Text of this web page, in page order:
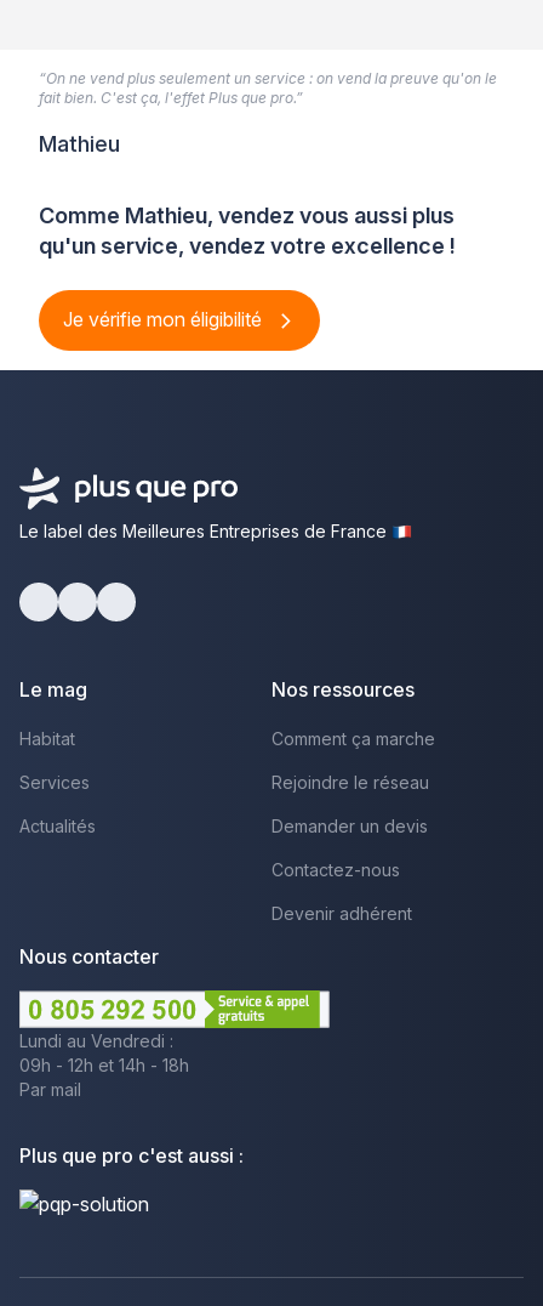
Comme Mathieu, vendez vous aussi plus
qu'un service, vendez votre excellence !
Je vérifie mon éligibilité
“On ne vend plus seulement un service : on vend la preuve qu'on le
fait bien. C'est ça, l'effet Plus que pro.”
Mathieu
Le label des Meilleures Entreprises de France
Le mag
Habitat
Services
Actualités
Nos ressources
Comment ça marche
Rejoindre le réseau
Demander un devis
Contactez-nous
Devenir adhérent
Nous contacter
Lundi au Vendredi :
09h - 12h et 14h - 18h
Par mail
Plus que pro c'est aussi :